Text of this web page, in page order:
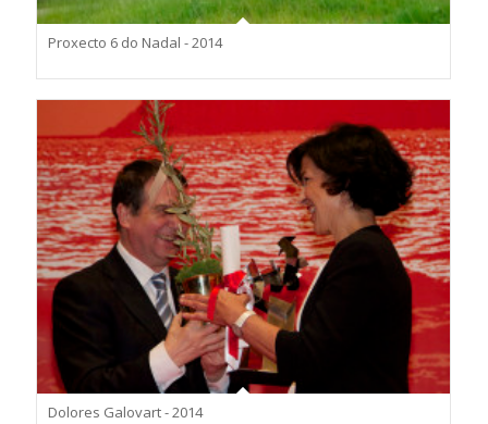
Proxecto 6 do Nadal - 2014
Dolores Galovart - 2014